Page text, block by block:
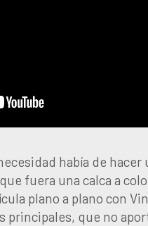
había de
fuera una calca a
plano a plano con
principales, que no